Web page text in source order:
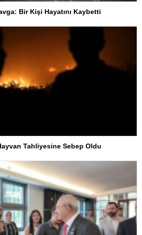
Bir Kişi Hayatını Kaybetti
Tahliyesine Sebep Oldu